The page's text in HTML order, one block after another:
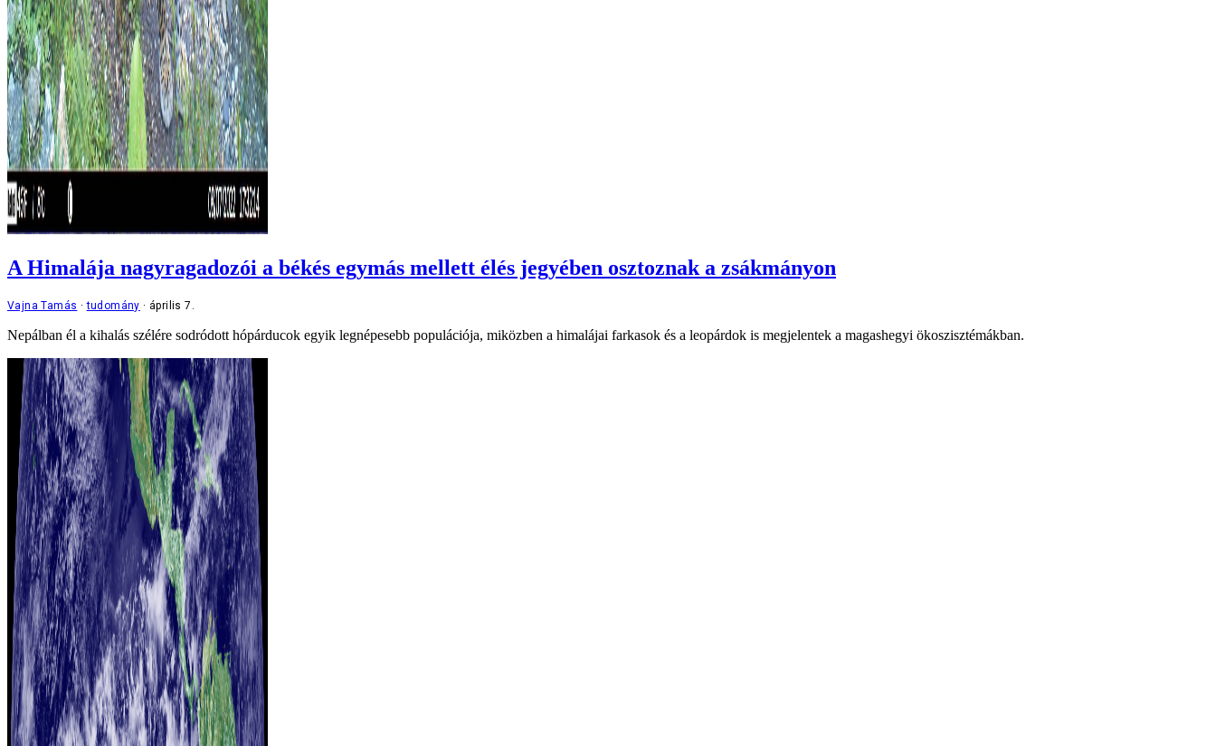
A Himalája nagyragadozói a békés egymás mellett élés jegyében osztoznak a zsákmányon
Vajna Tamás tudomány április 7.
Nepálban él a kihalás szélére sodródott hópárducok egyik legnépesebb populációja, miközben a himalájai farkasok és a leopárdok is megjelentek a magashegyi ökoszisztémákban.